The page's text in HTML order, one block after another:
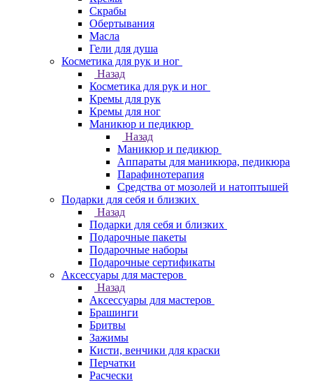
Скрабы
Обертывания
Масла
Гели для душа
Косметика для рук и ног
Назад
Косметика для рук и ног
Кремы для рук
Кремы для ног
Маникюр и педикюр
Назад
Маникюр и педикюр
Аппараты для маникюра, педикюра
Парафинотерапия
Средства от мозолей и натоптышей
Подарки для себя и близких
Назад
Подарки для себя и близких
Подарочные пакеты
Подарочные наборы
Подарочные сертификаты
Аксессуары для мастеров
Назад
Аксессуары для мастеров
Брашинги
Бритвы
Зажимы
Кисти, венчики для краски
Перчатки
Расчески